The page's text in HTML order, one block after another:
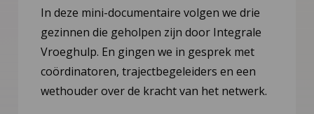
In deze mini-documentaire volgen we drie
gezinnen die geholpen zijn door Integrale
Vroeghulp. En gingen we in gesprek met
coördinatoren, trajectbegeleiders en een
wethouder over de kracht van het netwerk.